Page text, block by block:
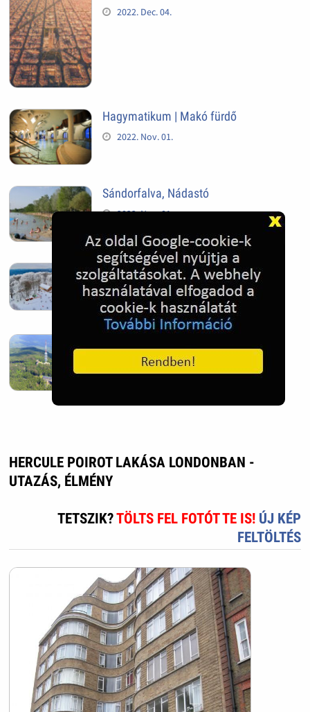
2022. Dec. 04.
Hagymatikum | Makó fürdő
2022. Nov. 01.
Sándorfalva, Nádastó
2022. Nov. 01.
Hóban gyakran gazdag télen a
Kékestető
2022. Nov. 01.
2022. Nov. 01.
HERCULE POIROT LAKÁSA LONDONBAN -
UTAZÁS, ÉLMÉNY
TETSZIK?TÖLTS FEL FOTÓT TE IS! ÚJ KÉP
FELTÖLTÉS